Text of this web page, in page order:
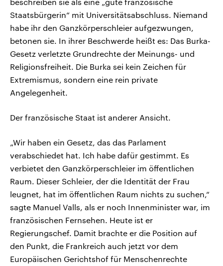
beschreiben sie als eine „gute französische
Staatsbürgerin“ mit Universitätsabschluss. Niemand
habe ihr den Ganzkörperschleier aufgezwungen,
betonen sie. In ihrer Beschwerde heißt es: Das Burka-
Gesetz verletzte Grundrechte der Meinungs- und
Religionsfreiheit. Die Burka sei kein Zeichen für
Extremismus, sondern eine rein private
Angelegenheit.
Der französische Staat ist anderer Ansicht.
„Wir haben ein Gesetz, das das Parlament
verabschiedet hat. Ich habe dafür gestimmt. Es
verbietet den Ganzkörperschleier im öffentlichen
Raum. Dieser Schleier, der die Identität der Frau
leugnet, hat im öffentlichen Raum nichts zu suchen,“
sagte Manuel Valls, als er noch Innenminister war, im
französischen Fernsehen. Heute ist er
Regierungschef. Damit brachte er die Position auf
den Punkt, die Frankreich auch jetzt vor dem
Europäischen Gerichtshof für Menschenrechte